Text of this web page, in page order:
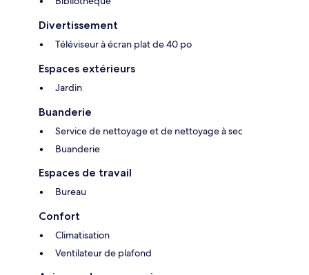
Divertissement
Téléviseur à écran plat de 40 po
Espaces extérieurs
Jardin
Buanderie
Service de nettoyage et de nettoyage à sec
Buanderie
Espaces de travail
Bureau
Confort
Climatisation
Ventilateur de plafond